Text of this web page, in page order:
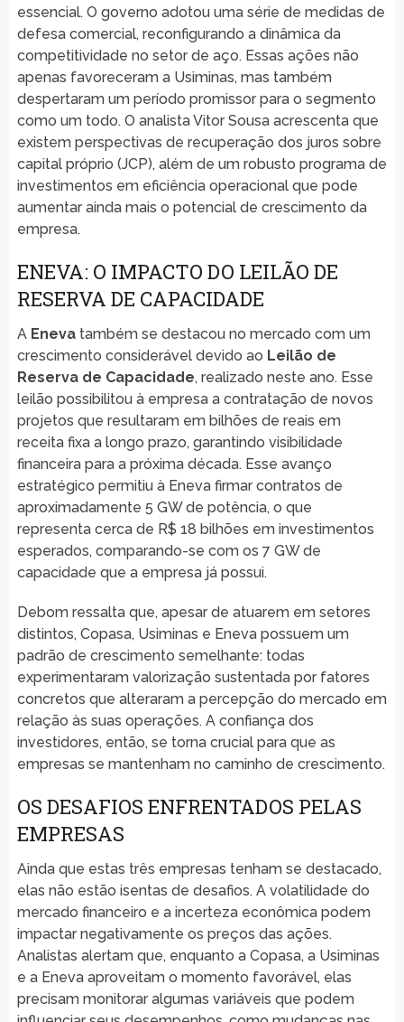
essencial. O governo adotou uma série de medidas de
defesa comercial, reconfigurando a dinâmica da
competitividade no setor de aço. Essas ações não
apenas favoreceram a Usiminas, mas também
despertaram um período promissor para o segmento
como um todo. O analista Vitor Sousa acrescenta que
existem perspectivas de recuperação dos juros sobre
capital próprio (JCP), além de um robusto programa de
investimentos em eficiência operacional que pode
aumentar ainda mais o potencial de crescimento da
empresa.
ENEVA: O IMPACTO DO LEILÃO DE
RESERVA DE CAPACIDADE
A Enevatambém se destacou no mercado com um
crescimento considerável devido ao Leilão de
Reserva de Capacidade, realizado neste ano. Esse
leilão possibilitou à empresa a contratação de novos
projetos que resultaram em bilhões de reais em
receita fixa a longo prazo, garantindo visibilidade
financeira para a próxima década. Esse avanço
estratégico permitiu à Eneva firmar contratos de
aproximadamente 5 GW de potência, o que
representa cerca de R$ 18 bilhões em investimentos
esperados, comparando-se com os 7 GW de
capacidade que a empresa já possui.
Debom ressalta que, apesar de atuarem em setores
distintos, Copasa, Usiminas e Eneva possuem um
padrão de crescimento semelhante: todas
experimentaram valorização sustentada por fatores
concretos que alteraram a percepção do mercado em
relação às suas operações. A confiança dos
investidores, então, se torna crucial para que as
empresas se mantenham no caminho de crescimento.
OS DESAFIOS ENFRENTADOS PELAS
EMPRESAS
Ainda que estas três empresas tenham se destacado,
elas não estão isentas de desafios. A volatilidade do
mercado financeiro e a incerteza econômica podem
impactar negativamente os preços das ações.
Analistas alertam que, enquanto a Copasa, a Usiminas
e a Eneva aproveitam o momento favorável, elas
precisam monitorar algumas variáveis que podem